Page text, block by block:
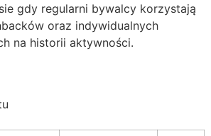
gdy regularni bywalcy korzystają
oraz indywidualnych
na historii aktywności.